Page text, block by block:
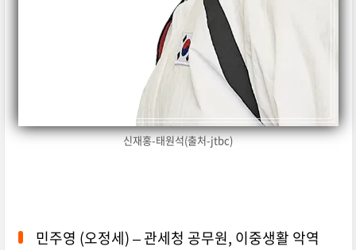
신재홍-태원석(출처-jtbc)
민주영 (오정세) – 관세청 공무원, 이중생활 악역